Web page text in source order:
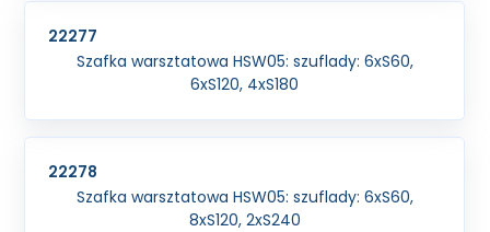
22277
Szafka warsztatowa HSW05: szuflady: 6xS60,
6xS120, 4xS180
22278
Szafka warsztatowa HSW05: szuflady: 6xS60,
8xS120, 2xS240